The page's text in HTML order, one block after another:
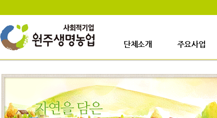
단체소개
인사말
걸어온길
사업이력
업무안내
주요사업
사업장소개
생산시설소개
주요사업내용